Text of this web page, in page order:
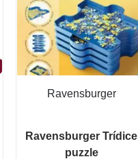
Ravensburger
Ravensburger Trídice
puzzle